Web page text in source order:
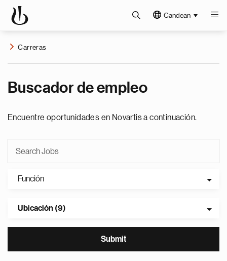
Candean
Carreras
Buscador de empleo
Encuentre oportunidades en Novartis a continuación.
Función
Ubicación (9)